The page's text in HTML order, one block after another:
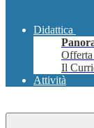
Didattica
Il
Attività